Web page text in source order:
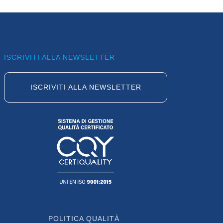
ISCRIVITI ALLA NEWSLETTER
ISCRIVITI ALLA NEWSLETTER
POLITICA QUALITÀ